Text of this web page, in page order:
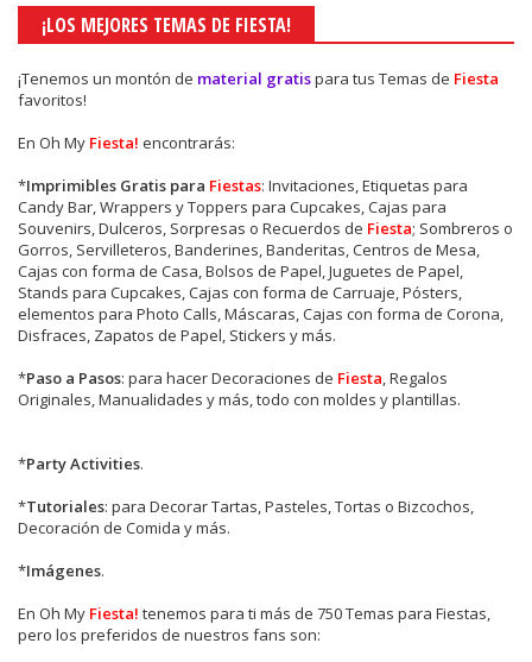
¡LOS MEJORES TEMAS DE FIESTA!
¡Tenemos un montón de material gratispara tus Temas de Fiesta
favoritos!
En Oh My Fiesta! encontrarás:
*Imprimibles Gratis para Fiestas: Invitaciones, Etiquetas para
Candy Bar, Wrappers y Toppers para Cupcakes, Cajas para
Souvenirs, Dulceros, Sorpresas o Recuerdos de Fiesta; Sombreros o
Gorros, Servilleteros, Banderines, Banderitas, Centros de Mesa,
Cajas con forma de Casa, Bolsos de Papel, Juguetes de Papel,
Stands para Cupcakes, Cajas con forma de Carruaje, Pósters,
elementos para Photo Calls, Máscaras, Cajas con forma de Corona,
Disfraces, Zapatos de Papel, Stickers y más.
*Paso a Pasos: para hacer Decoraciones de Fiesta, Regalos
Originales, Manualidades y más, todo con moldes y plantillas.
*Party Activities.
*Tutoriales: para Decorar Tartas, Pasteles, Tortas o Bizcochos,
Decoración de Comida y más.
*Imágenes.
En Oh My Fiesta! tenemos para ti más de 750 Temas para Fiestas,
pero los preferidos de nuestros fans son: